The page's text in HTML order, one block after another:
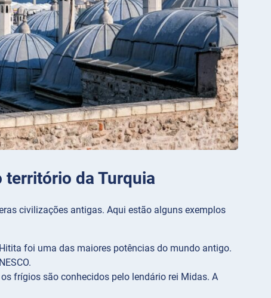
território da Turquia
civilizações antigas. Aqui estão alguns exemplos
foi uma das maiores potências do mundo antigo.
frígios são conhecidos pelo lendário rei Midas. A